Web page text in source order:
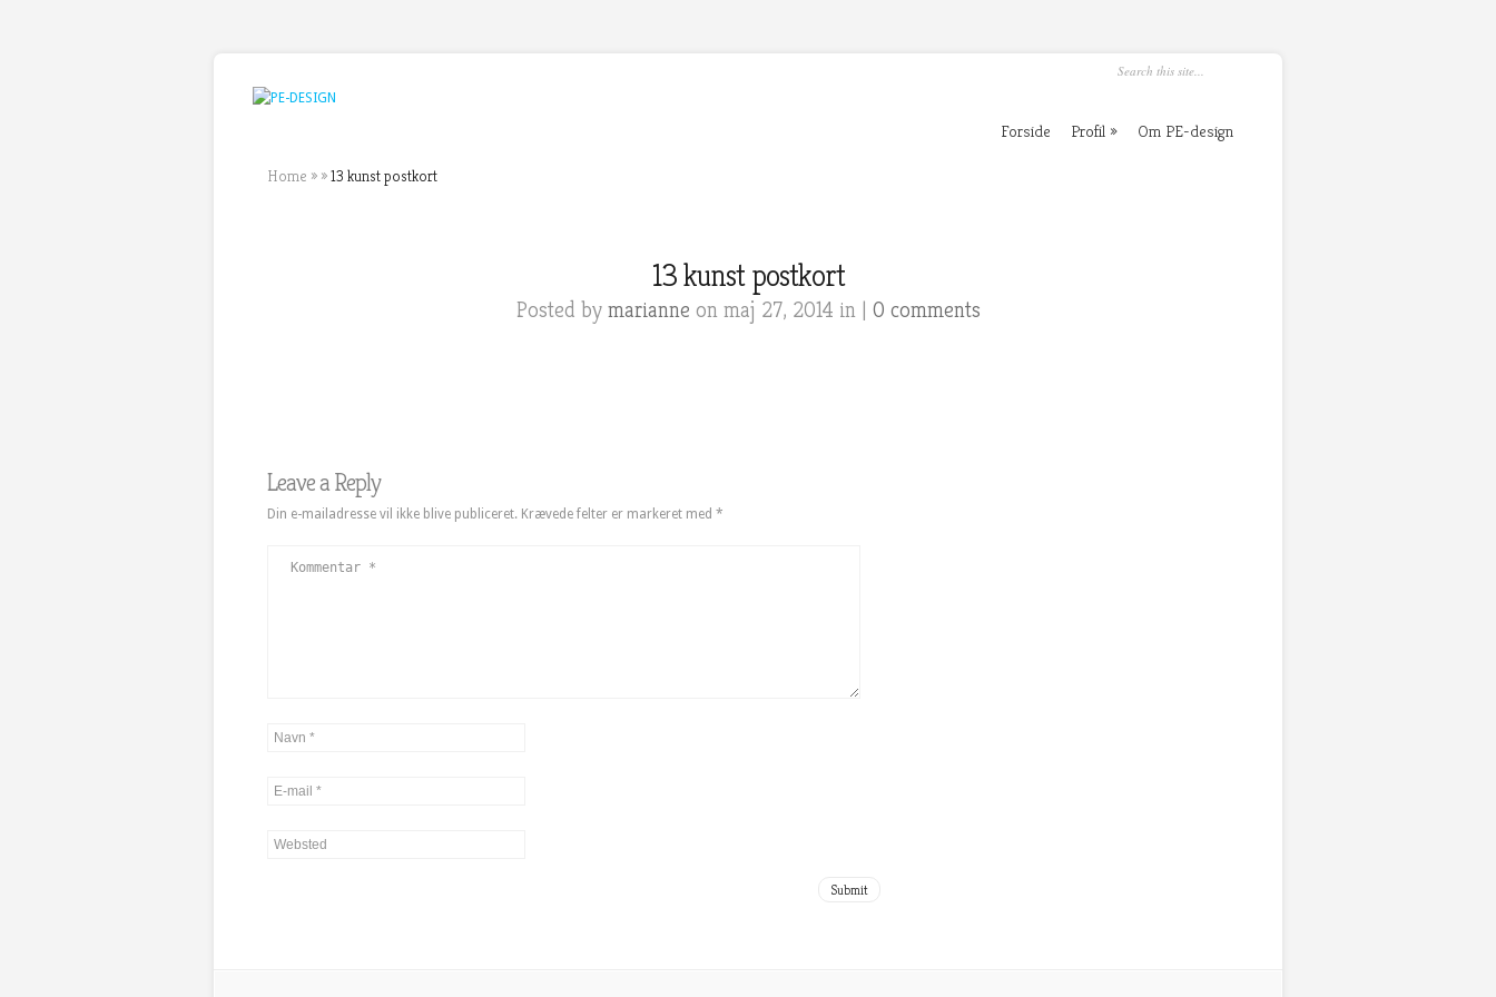
Forside Profil Om PE-design
Home » »13 kunst postkort
13 kunst postkort
Posted by marianne on maj 27, 2014 in | 0 comments
Leave a Reply
Din e-mailadresse vil ikke blive publiceret. Krævede felter er markeret med *